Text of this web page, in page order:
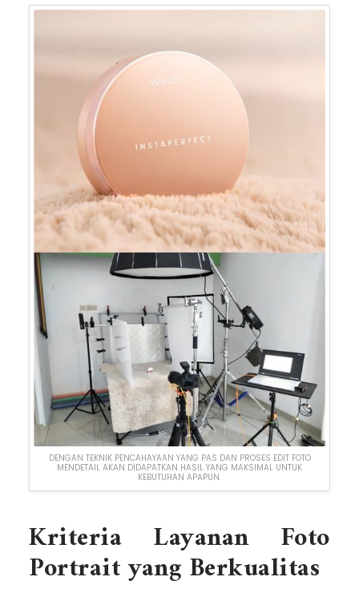
DENGAN TEKNIK PENCAHAYAAN YANG PAS DAN PROSES EDIT FOTO
MENDETAIL AKAN DIDAPATKAN HASIL YANG MAKSIMAL UNTUK
KEBUTUHAN APAPUN.
Kriteria Layanan Foto
Portrait yang Berkualitas